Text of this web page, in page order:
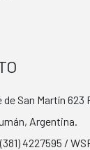
de San Martín 623
Argentina.
4227595 /